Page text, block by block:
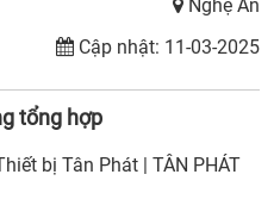
Nghệ An
Cập nhật: 11-03-2025
tổng hợp
bị Tân Phát | TÂN PHÁT